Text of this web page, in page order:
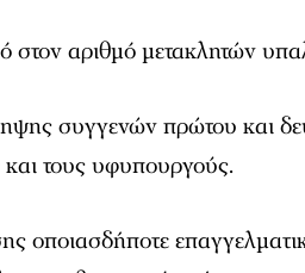
στον αριθµό µετακλητών
συγγενών πρώτου και
τους υφυπουργούς.
οποιασδήποτε